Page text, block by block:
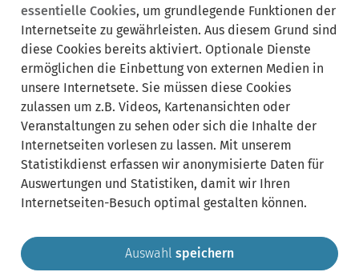
essentielle Cookies, um grundlegende Funktionen der
Internetseite zu gewährleisten. Aus diesem Grund sind
diese Cookies bereits aktiviert. Optionale Dienste
ermöglichen die Einbettung von externen Medien in
unsere Internetsete. Sie müssen diese Cookies
zulassen um z.B. Videos, Kartenansichten oder
Veranstaltungen zu sehen oder sich die Inhalte der
Internetseiten vorlesen zu lassen. Mit unserem
Statistikdienst erfassen wir anonymisierte Daten für
Auswertungen und Statistiken, damit wir Ihren
Internetseiten-Besuch optimal gestalten können.
Auswahl speichern